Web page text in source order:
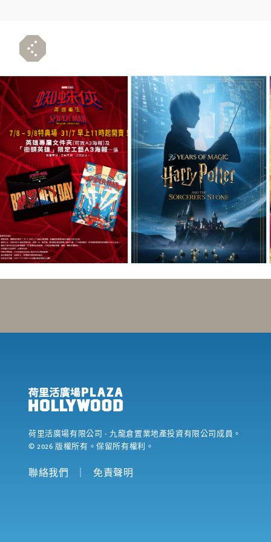
荷里活廣場有限公司 - 九龍倉置業地產投資有限公司成員。
©2026 版權所有。保留所有權利。
聯絡我們 ｜ 免責聲明